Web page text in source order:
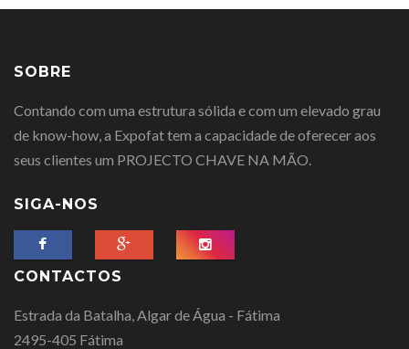
SOBRE
Contando com uma estrutura sólida e com um elevado grau
de know-how, a Expofat tem a capacidade de oferecer aos
seus clientes um PROJECTO CHAVE NA MÃO.
SIGA-NOS
CONTACTOS
Estrada da Batalha, Algar de Água - Fátima
2495-405 Fátima